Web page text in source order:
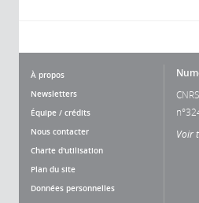
À propos
Newsletters
Équipe / crédits
Nous contacter
Charte d'utilisation
Plan du site
Données personnelles
Voir